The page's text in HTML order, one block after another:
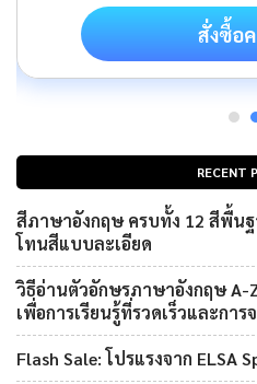
RECENT
สีภาษาอังกฤษ ครบทั้ง 12 สีพื้น
โทนสีแบบละเอียด
วิธีอ่านตัวอักษรภาษาอังกฤษ A-
เพื่อการเรียนรู้ที่รวดเร็วและการ
Flash Sale: โปรแรงจาก ELSA
สั่งซื้อ